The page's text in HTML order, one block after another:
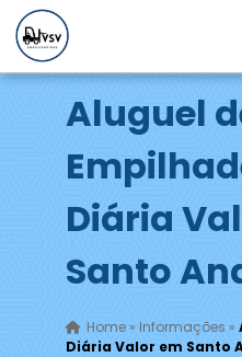
Aluguel
Diária
Santo
Home» Informações »
Diária Valor em Santo